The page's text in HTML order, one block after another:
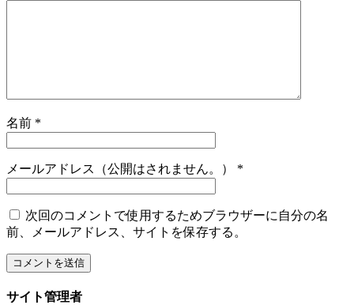
名前 *
メールアドレス（公開はされません。） *
次回のコメントで使用するためブラウザーに自分の名
前、メールアドレス、サイトを保存する。
サイト管理者